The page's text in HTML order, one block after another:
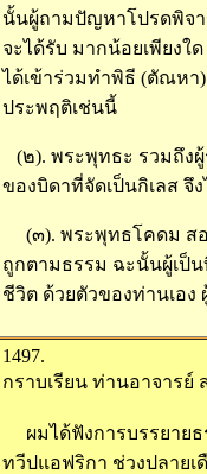
นั้นผู้ถามปัญหาโปรดพิจ
จะได้รับ มากน้อยเพียง
ได้เข้าร่วมทำพิธี (ตัณหา
ประพฤติเช่นนี้
(๒). พระพุทธะ รวมถึง
ของบิดาที่จัดเป็นกิเลส จึ
(๓). พระพุทธโคดม สอ
ถูกตามธรรม ฉะนั้นผู้เป็
ชีวิต ด้วยตัวของท่านเอง
1497.
กราบเรียน ท่านอาจารย์
ผมได้ฟังการบรรยายธ
ทวีปแอฟริกา ช่วงปลาย